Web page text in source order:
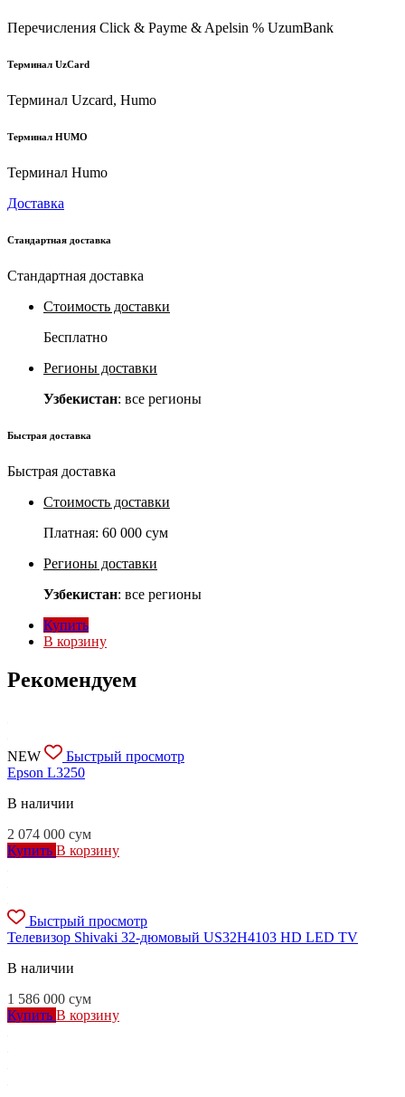
Перечисления Click & Payme & Apelsin % UzumBank
Терминал UzCard
Терминал Uzcard, Humo
Терминал HUMO
Терминал Humo
Доставка
Стандартная доставка
Стандартная доставка
Стоимость доставки
Бесплатно
Регионы доставки
Узбекистан: все регионы
Быстрая доставка
Быстрая доставка
Стоимость доставки
Платная: 60 000 сум
Регионы доставки
Узбекистан: все регионы
Купить
В корзину
Рекомендуем
NEW
Быстрый просмотр
Epson L3250
В наличии
2 074 000 сум
Купить В корзину
Быстрый просмотр
Телевизор Shivaki 32-дюмовый US32H4103 HD LED TV
В наличии
1 586 000 сум
Купить В корзину